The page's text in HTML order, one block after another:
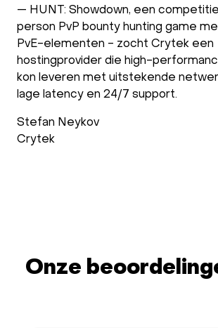
— HUNT: Showdown, een
person PvP bounty hunting game
PvE-elementen - zocht Crytek een
hostingprovider die high-
kon leveren met uitstekende
lage latency en 24/7 support.
Stefan Neykov
Crytek
Onze